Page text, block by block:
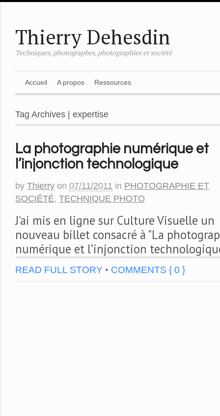
Thierry Dehesdin
Techniques, photographes, photographies et société
Accueil A propos Ressources
Tag Archives | expertise
La photographie numérique et
l’injonction technologique
by Thierry on 07/11/2011 in PHOTOGRAPHIE ET
SOCIÉTÉ, TECHNIQUE PHOTO
J'ai mis en ligne sur Culture Visuelle un
nouveau billet consacré à "La
numérique et l’injonction
READ FULL STORY • COMMENTS { 0 }